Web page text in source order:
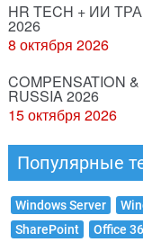
HR TECH + ИИ
2026
8 октября 2026
COMPENSATION
RUSSIA 2026
15 октября 2026
Популярные
Windows Server
SharePoint
Office